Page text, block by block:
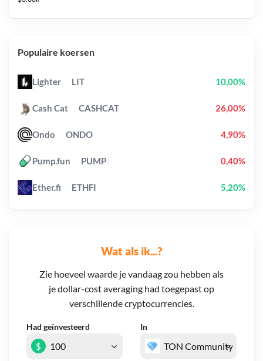
Wat als ik...?
Zie hoeveel waarde je vandaag zou hebben als
je dollar-cost averaging had toegepast op
verschillende cryptocurrencies.
Had geïnvesteerd In
$
Populaire koersen
Lighter LIT 10,00%
Cash Cat CASHCAT 26,00%
Ondo ONDO 4,90%
Pump.fun PUMP 0,40%
Ether.fi ETHFI 5,20%